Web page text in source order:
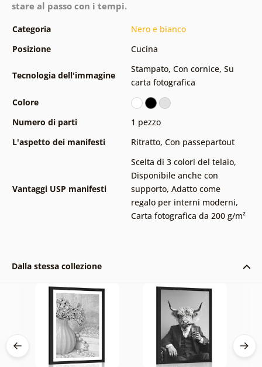
stare al passo con i tempi.
Categoria
Nero e bianco
Posizione
Cucina
Tecnologia dell'immagine
Stampato, Con cornice, Su
carta fotografica
Colore
Numero di parti
1 pezzo
L'aspetto dei manifesti
Ritratto, Con passepartout
Vantaggi USP manifesti
Scelta di 3 colori del telaio,
Disponibile anche con
supporto, Adatto come
regalo per interni moderni,
Carta fotografica da 200 g/m²
Dalla stessa collezione